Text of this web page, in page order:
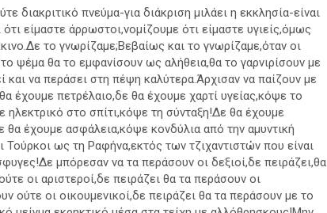
διακριτικό πνεύμα-για διάκριση μιλάει η εκκλησία-είναι
είμαστε άρρωστοι,νομίζουμε ότι είμαστε υγιείς,όμως
το γνωρίζαμε;Βεβαίως και το γνωρίζαμε,όταν οι
ψέμα θα το εμφανίσουν ως αλήθεια,θα το γαρνιρίσουν με
και να περάσει στη πέψη καλύτερα.Άρχισαν να παίζουν με
έχουμε πετρέλαιο,δε θα έχουμε χαρτί υγείας,κόψε το
στο σπίτι,κόψε τη σύνταξη!Δε θα έχουμε
έχουμε ασφάλεια,κόψε κονδύλια από την αμυντική
ως τη Ραφήνα,εκτός των τζιχαντιστών που είναι
μπόρεσαν να τα περάσουν οι δεξιοί,δε πειράζει,θα
οι αριστεροί,δε πειράζει θα τα περάσουν οι
ούτε οι οικουμενικοί,δε πειράζει θα τα περάσουν με το